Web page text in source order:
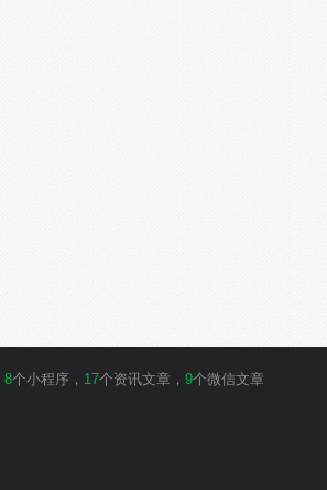
8个小程序， 17个资讯文章， 9个微信文章